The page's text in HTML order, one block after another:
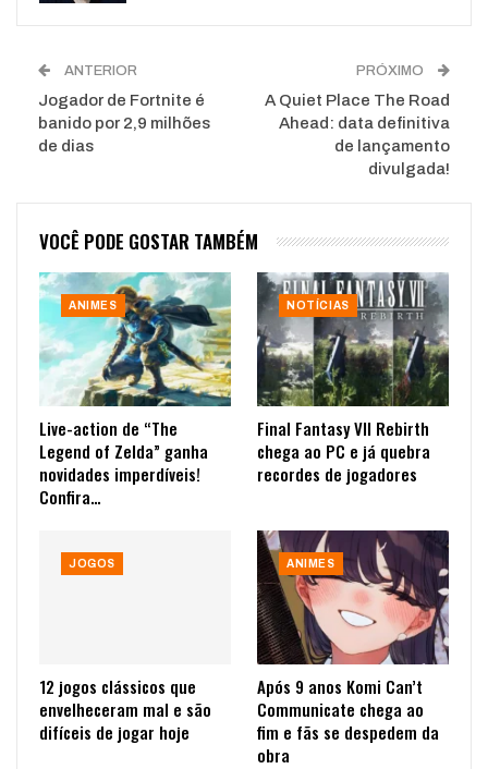
ANTERIOR
Jogador de Fortnite é
banido por 2,9 milhões
de dias
PRÓXIMO
A Quiet Place The Road
Ahead: data definitiva
de lançamento
divulgada!
VOCÊ PODE GOSTAR TAMBÉM
ANIMES
Live-action de “The
Legend of Zelda” ganha
novidades imperdíveis!
Confira…
NOTÍCIAS
Final Fantasy VII Rebirth
chega ao PC e já quebra
recordes de jogadores
JOGOS
12 jogos clássicos que
envelheceram mal e são
difíceis de jogar hoje
ANIMES
Após 9 anos Komi Can’t
Communicate chega ao
fim e fãs se despedem da
obra